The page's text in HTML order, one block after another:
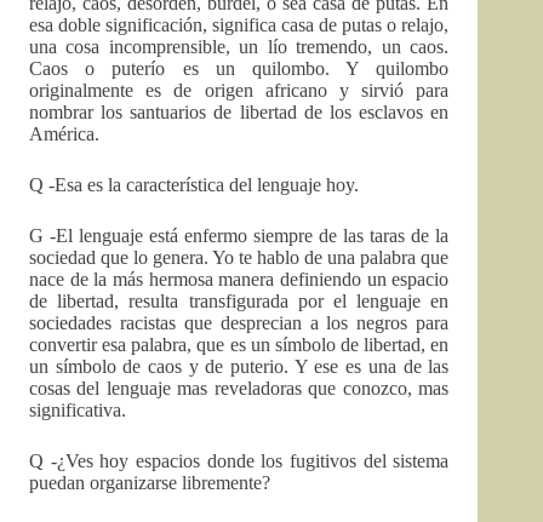
esa doble significación, significa casa de putas o relajo,
una cosa incomprensible, un lío tremendo, un caos.
Caos o puterío es un quilombo. Y quilombo
originalmente es de origen africano y sirvió para
nombrar los santuarios de libertad de los esclavos en
América.
Q -Esa es la característica del lenguaje hoy.
G -El lenguaje está enfermo siempre de las taras de la
sociedad que lo genera. Yo te hablo de una palabra que
nace de la más hermosa manera definiendo un espacio
de libertad, resulta transfigurada por el lenguaje en
sociedades racistas que desprecian a los negros para
convertir esa palabra, que es un símbolo de libertad, en
un símbolo de caos y de puterio. Y ese es una de las
cosas del lenguaje mas reveladoras que conozco, mas
significativa.
Q -¿Ves hoy espacios donde los fugitivos del sistema
puedan organizarse libremente?